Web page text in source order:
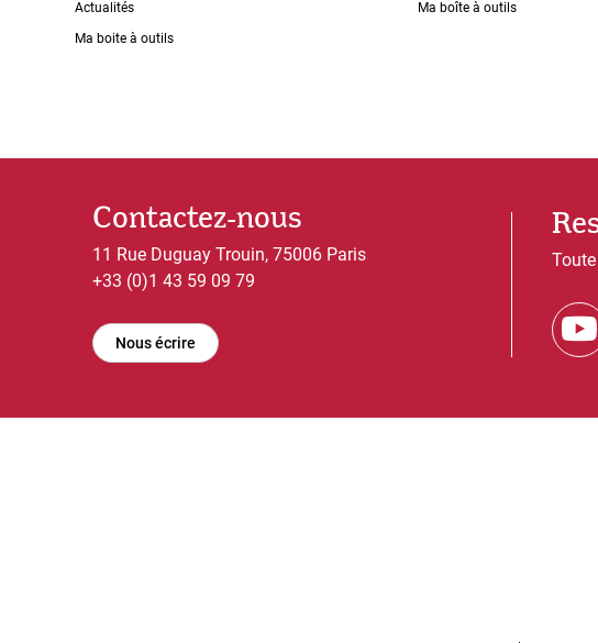
Actualités
Ma boite à outils
Ma boîte à outils
Contactez-nous
11 Rue Duguay Trouin, 75006 Paris
+33 (0)1 43 59 09 79
Nous écrire